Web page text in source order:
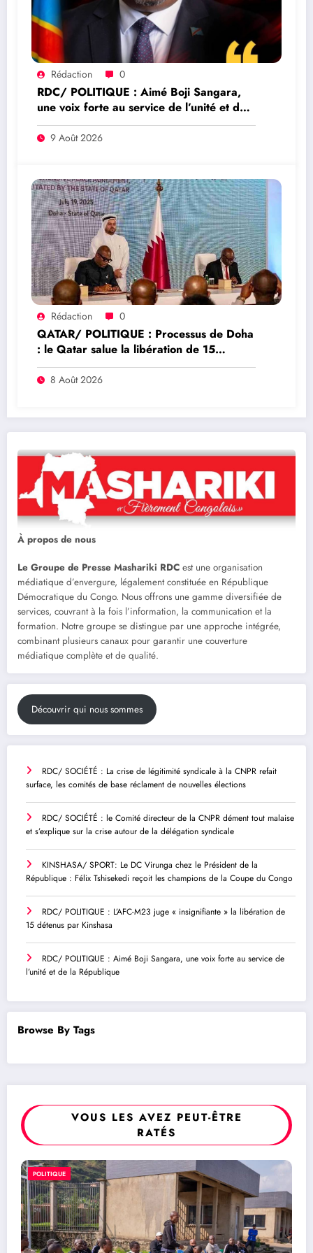
Rédaction 0
RDC/ POLITIQUE : Aimé Boji Sangara,
une voix forte au service de l’unité et de
la République
9 Août 2026
Rédaction 0
QATAR/ POLITIQUE : Processus de Doha
: le Qatar salue la libération de 15
détenus et leur transfert à l’AFC/M23
8 Août 2026
À propos de nous
Le Groupe de Presse Mashariki RDC est une organisation
médiatique d’envergure, légalement constituée en République
Démocratique du Congo. Nous offrons une gamme diversifiée de
services, couvrant à la fois l’information, la communication et la
formation. Notre groupe se distingue par une approche intégrée,
combinant plusieurs canaux pour garantir une couverture
médiatique complète et de qualité.
Découvrir qui nous sommes
RDC/ SOCIÉTÉ : La crise de légitimité syndicale à la CNPR refait
surface, les comités de base réclament de nouvelles élections
RDC/ SOCIÉTÉ : le Comité directeur de la CNPR dément tout malaise
et s’explique sur la crise autour de la délégation syndicale
KINSHASA/ SPORT: Le DC Virunga chez le Président de la
République : Félix Tshisekedi reçoit les champions de la Coupe du Congo
RDC/ POLITIQUE : L’AFC-M23 juge « insignifiante » la libération de
15 détenus par Kinshasa
RDC/ POLITIQUE : Aimé Boji Sangara, une voix forte au service de
l’unité et de la République
Browse By Tags
VOUS LES AVEZ PEUT-ÊTRE
RATÉS
POLITIQUE